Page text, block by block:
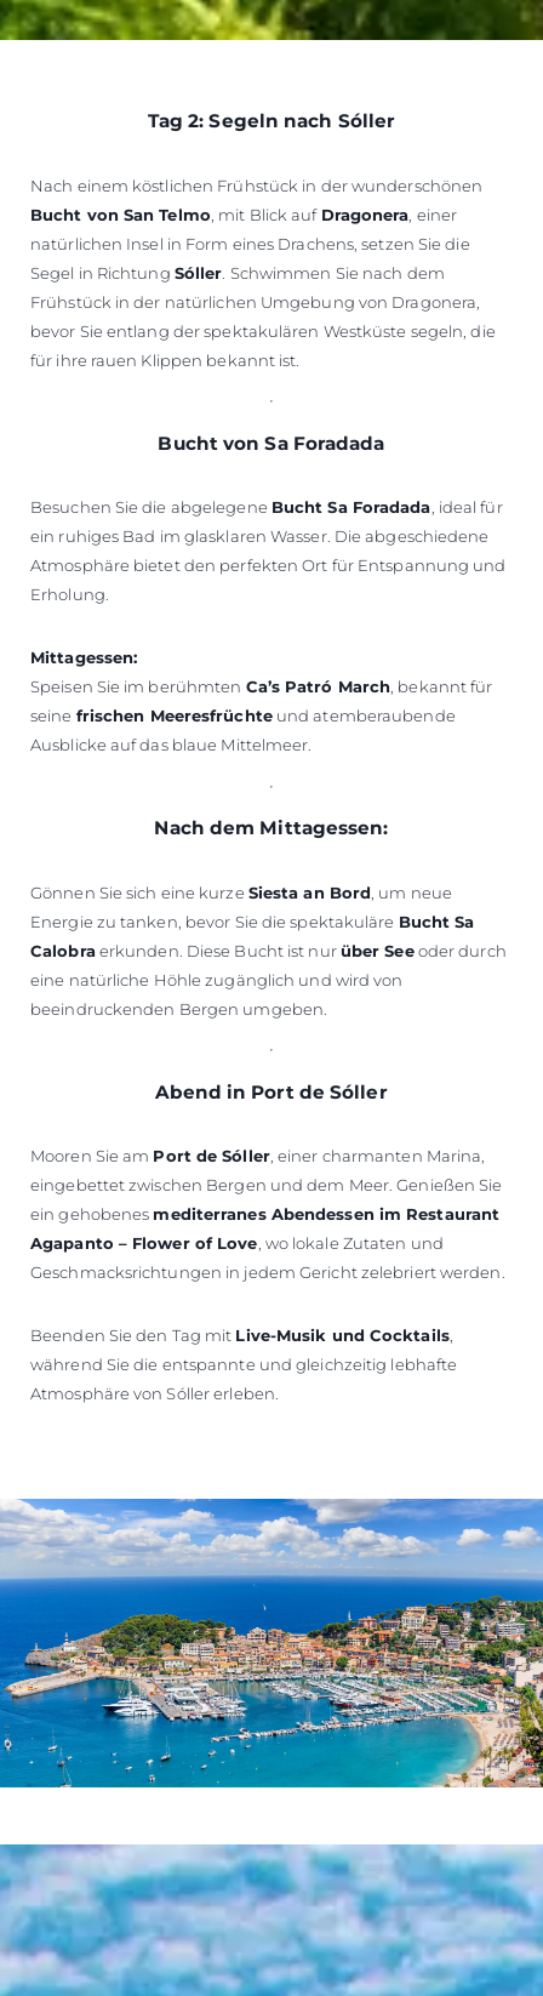
Tag 2: Segeln nach Sóller
Nach einem köstlichen Frühstück in der wunderschönen
Bucht von San Telmo , mit Blick auf Dragonera , einer
natürlichen Insel in Form eines Drachens, setzen Sie die
Segel in Richtung Sóller . Schwimmen Sie nach dem
Frühstück in der natürlichen Umgebung von Dragonera,
bevor Sie entlang der spektakulären Westküste segeln, die
für ihre rauen Klippen bekannt ist.
Bucht von Sa Foradada
Besuchen Sie die abgelegene Bucht Sa Foradada , ideal für
ein ruhiges Bad im glasklaren Wasser. Die abgeschiedene
Atmosphäre bietet den perfekten Ort für Entspannung und
Erholung.
Mittagessen:
Speisen Sie im berühmten Ca’s Patró March , bekannt für
seine frischen Meeresfrüchteund atemberaubende
Ausblicke auf das blaue Mittelmeer.
Nach dem Mittagessen:
Gönnen Sie sich eine kurze Siesta an Bord , um neue
Energie zu tanken, bevor Sie die spektakuläre Bucht Sa
Calobraerkunden. Diese Bucht ist nurüber Seeoder durch
eine natürliche Höhle zugänglich und wird von
beeindruckenden Bergen umgeben.
Abend in Port de Sóller
Mooren Sie am Port de Sóller, einer charmanten Marina,
eingebettet zwischen Bergen und dem Meer. Genießen Sie
ein gehobenes mediterranes Abendessen im Restaurant
Agapanto – Flower of Love , wo lokale Zutaten und
Geschmacksrichtungen in jedem Gericht zelebriert werden.
Beenden Sie den Tag mit Live-Musik und Cocktails,
während Sie die entspannte und gleichzeitig lebhafte
Atmosphäre von Sóller erleben.